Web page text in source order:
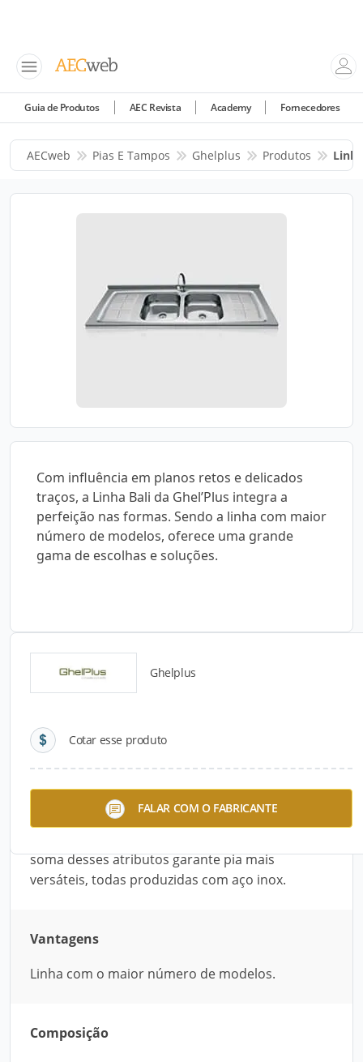
Guia de Produtos AEC Revista Academy Fornecedores
AECweb Pias E Tampos Ghelplus Produtos
Com influência em planos retos e delicados
traços, a Linha Bali da Ghel’Plus integra a
perfeição nas formas. Sendo a linha com maior
número de modelos, oferece uma grande
gama de escolhas e soluções.
Ghelplus
Cotar esse produto
FALAR COM O FABRICANTE
Detalhes do produto
Descrição do Produto
Com planos retos e delicados traços , a Linha
Bali, da Ghel’Plus, integra a perfeição nas formas.
soma desses atributos garante pia mais
versáteis, todas produzidas com aço inox.
Vantagens
Linha com o maior número de modelos.
Composição